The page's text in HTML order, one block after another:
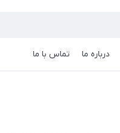
درباره ما تماس با ما